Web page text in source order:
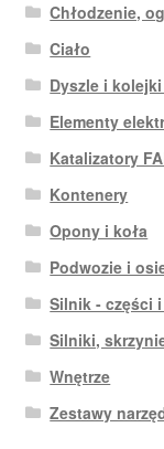
Chłodzenie,
Ciało
Dyszle i
Elementy
Katalizatory
Kontenery
Opony i koła
Podwozie i
Silnik - części
Silniki,
Wnętrze
Zestawy